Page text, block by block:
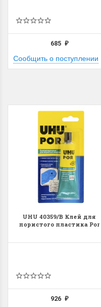
685 ₽
Сообщить о поступлении
UHU 40359/В Клей для
пористого пластика Por
926 ₽